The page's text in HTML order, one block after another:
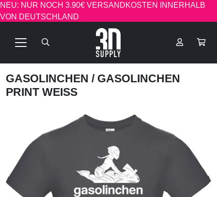
NEU: NUR NOCH 3.90€ VERSANDKOSTEN INNERHALB
VON DEUTSCHLAND
GASOLINCHEN / GASOLINCHEN
PRINT WEISS